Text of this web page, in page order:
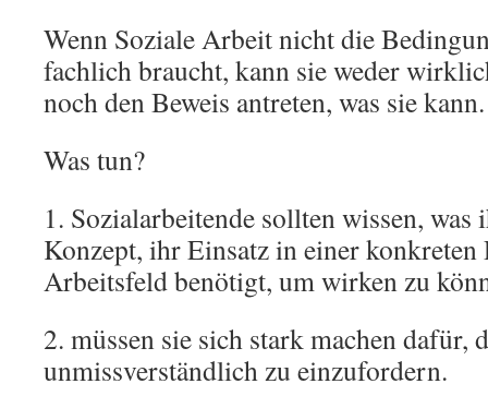
Wenn Soziale Arbeit nicht die
fachlich braucht, kann sie weder
noch den Beweis antreten, was sie kann.
Was tun?
1. Sozialarbeitende sollten wissen,
Konzept, ihr Einsatz in einer konkreten
Arbeitsfeld benötigt, um wirken zu
2. müssen sie sich stark machen
unmissverständlich zu einzufordern.